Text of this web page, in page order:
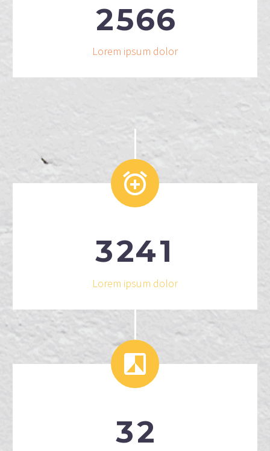
2566
Lorem ipsum dolor


3241
Lorem ipsum dolor


32